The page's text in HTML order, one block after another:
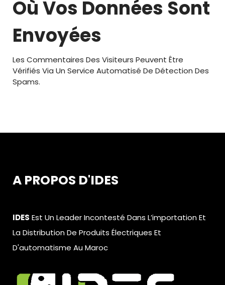
Où Vos Données Sont
Envoyées
Les Commentaires Des Visiteurs Peuvent Être
Vérifiés Via Un Service Automatisé De Détection Des
Spams.
A PROPOS D'IDES
IDES Est Un Leader Incontesté Dans L’importation Et
La Distribution De Produits Électriques Et
D'automatisme Au Maroc